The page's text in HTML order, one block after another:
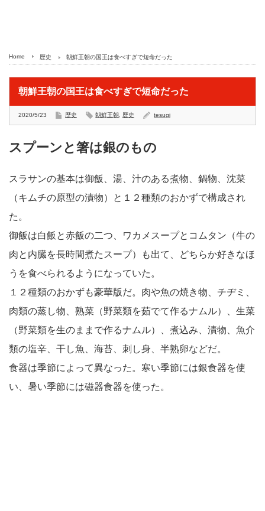
Home 歴史 朝鮮王朝の国王は食べすぎで短命だった
朝鮮王朝の国王は食べすぎで短命だった
2020/5/23 歴史 朝鮮王朝 歴史 tesugi
スプーンと箸は銀のもの
スラサンの基本は御飯、湯、汁のある煮物、鍋物、沈菜
（キムチの原型の漬物）と１２種類のおかずで構成され
た。
御飯は白飯と赤飯の二つ、ワカメスープとコムタン（牛の
肉と内臓を長時間煮たスープ）も出て、どちらか好きなほ
うを食べられるようになっていた。
１２種類のおかずも豪華版だ。肉や魚の焼き物、チヂミ、
肉類の蒸し物、熟菜（野菜類を茹でて作るナムル）、生菜
（野菜類を生のままで作るナムル）、煮込み、漬物、魚介
類の塩辛、干し魚、海苔、刺し身、半熟卵などだ。
食器は季節によって異なった。寒い季節には銀食器を使
い、暑い季節には磁器食器を使った。